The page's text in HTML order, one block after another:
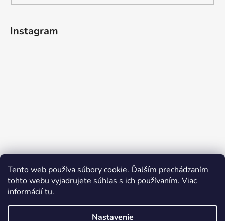
Tento web používa súbory cookie. Ďalším prechádzaním
tohto webu vyjadrujete súhlas s ich používaním. Viac
informáciítu.
Nastavenie
Instagram
Sledovať na Instagrame